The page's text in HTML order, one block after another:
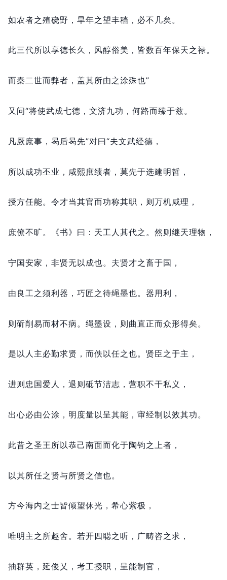
如农者之殖硗野， 旱年之望丰穑， 必不几矣。
此三代所以享德长久， 风醇俗美， 皆数百年保天之禄。
而秦二世而弊者， 盖其所由之涂殊也”
又问“将使武成七德， 文济九功， 何路而臻于兹。
凡厥庶事， 曷后曷先”对曰“夫文武经德，
所以成功丕业， 咸熙庶绩者， 莫先于选建明哲，
授方任能。 令才当其官而功称其职， 则万机咸理，
庶僚不旷。 《书》曰： 天工人其代之。 然则继天理物，
宁国安家， 非贤无以成也。 夫贤才之畜于国，
由良工之须利器， 巧匠之待绳墨也。 器用利，
则斫削易而材不病。 绳墨设， 则曲直正而众形得矣。
是以人主必勤求贤， 而佚以任之也。 贤臣之于主，
进则忠国爱人， 退则砥节洁志， 营职不干私义，
出心必由公涂， 明度量以呈其能， 审经制以效其功。
此昔之圣王所以恭己南面而化于陶钧之上者，
以其所任之贤与所贤之信也。
方今海内之士皆倾望休光， 希心紫极，
唯明主之所趣舍。 若开四聪之听， 广畴咨之求，
抽群英， 延俊乂， 考工授职， 呈能制官，